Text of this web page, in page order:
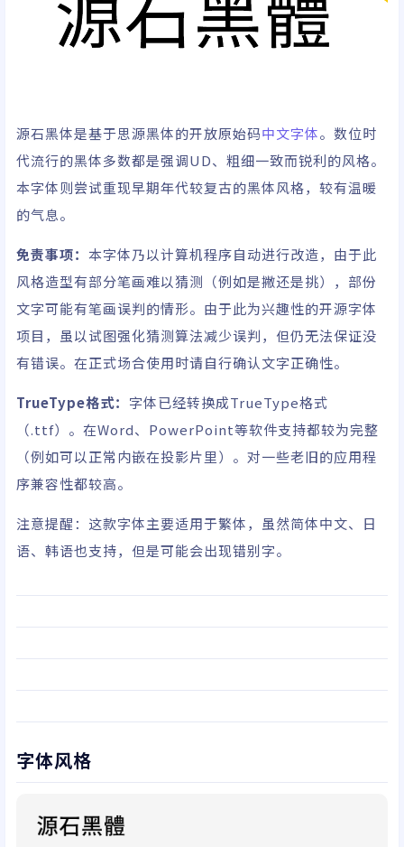
源石黑体是基于思源黑体的开放原始码中文字体。数位时
代流行的黑体多数都是强调UD、粗细一致而锐利的风格。
本字体则尝试重现早期年代较复古的黑体风格，较有温暖
的气息。
免责事项： 本字体乃以计算机程序自动进行改造，由于此
风格造型有部分笔画难以猜测（例如是撇还是挑），部份
文字可能有笔画误判的情形。由于此为兴趣性的开源字体
项目，虽以试图强化猜测算法减少误判，但仍无法保证没
有错误。在正式场合使用时请自行确认文字正确性。
TrueType格式： 字体已经转换成TrueType格式
（.ttf）。在Word、PowerPoint等软件支持都较为完整
（例如可以正常内嵌在投影片里）。对一些老旧的应用程
序兼容性都较高。
注意提醒： 这款字体主要适用于繁体，虽然简体中文、日
语、韩语也支持，但是可能会出现错别字。
字体风格